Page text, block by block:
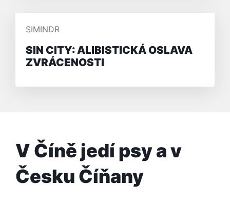
PŘIDAL/A
SIMINDR
SIN CITY: ALIBISTICKÁ OSLAVA
ZVRÁCENOSTI
V Číně jedí psy a v
Česku Číňany